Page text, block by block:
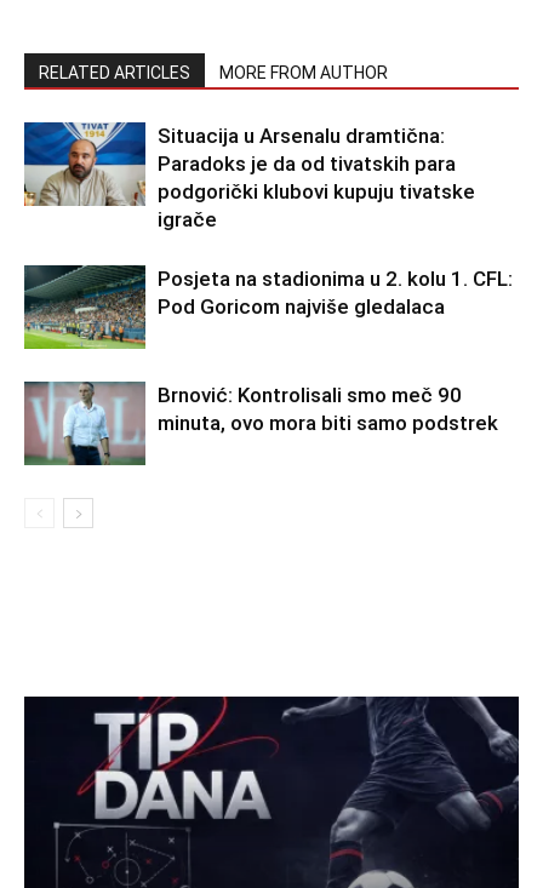
RELATED ARTICLES MORE FROM AUTHOR
Situacija u Arsenalu dramtična:
Paradoks je da od tivatskih para
podgorički klubovi kupuju tivatske
igrače
Posjeta na stadionima u 2. kolu 1. CFL:
Pod Goricom najviše gledalaca
Brnović: Kontrolisali smo meč 90
minuta, ovo mora biti samo podstrek